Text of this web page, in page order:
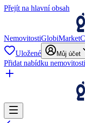
Přejít na hlavní obsah
NemovitostiGlobiMarket
Uložené
Můj účet
Přidat nabídku nemovitosti